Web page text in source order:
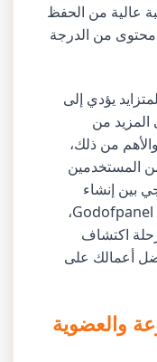
عالية من الحفظ
محتوى من الدرجة
يؤدي إلى
المزيد من
من ذلك،
المستخدمين
بين إنشاء
محتوى عالي القيمة ودفعة أولية من Godofpanel،
اكتشاف
أعمالك على
والعضوية